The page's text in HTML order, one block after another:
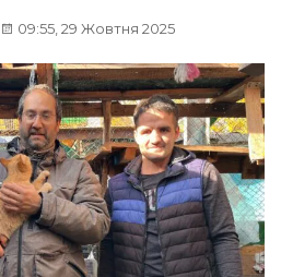
09:55, 29 Жовтня 2025